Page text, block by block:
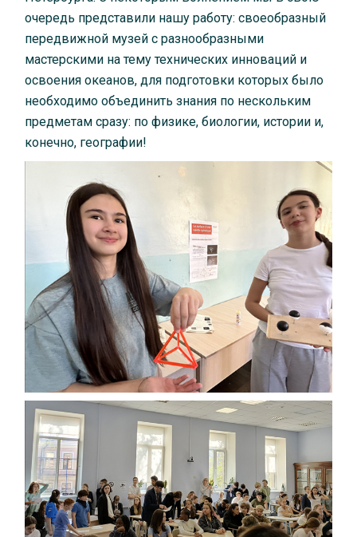
очередь представили нашу работу: своеобразный
передвижной музей с разнообразными
мастерскими на тему технических инноваций и
освоения океанов, для подготовки которых было
необходимо объединить знания по нескольким
предметам сразу: по физике, биологии, истории и,
конечно, географии!